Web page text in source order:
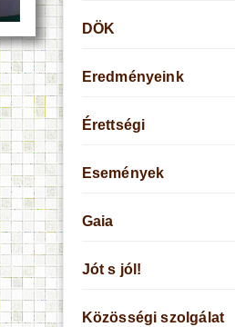
DÖK
Eredményeink
Érettségi
Események
Gaia
Jót s jól!
Közösségi szolgálat